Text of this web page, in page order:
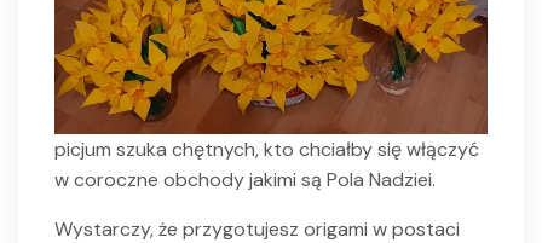
picjum szuka chętnych, kto chciałby się włączyć
w coroczne obchody jakimi są Pola Nadziei.
Wystarczy, że przygotujesz origami w postaci